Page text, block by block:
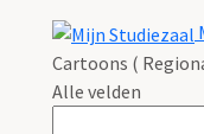
Cartoons (
Alle velden